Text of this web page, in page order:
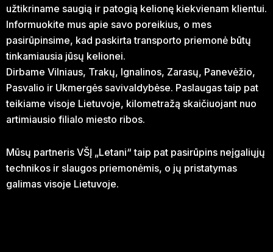
užtikriname saugią ir patogią kelionę kiekvienam klientui.
Informuokite mus apie savo poreikius, o mes
pasirūpinsime, kad paskirta transporto priemonė būtų
tinkamiausia jūsų kelionei.
Dirbame Vilniaus, Trakų, Ignalinos, Zarasų, Panevėžio,
Pasvalio ir Ukmergės savivaldybėse. Paslaugas taip pat
teikiame visoje Lietuvoje, kilometražą skaičiuojant nuo
artimiausio filialo miesto ribos.
Mūsų partneris VŠĮ „Letani“ taip pat pasirūpins neįgaliųjų
technikos ir slaugos priemonėmis, o jų pristatymas
galimas visoje Lietuvoje.